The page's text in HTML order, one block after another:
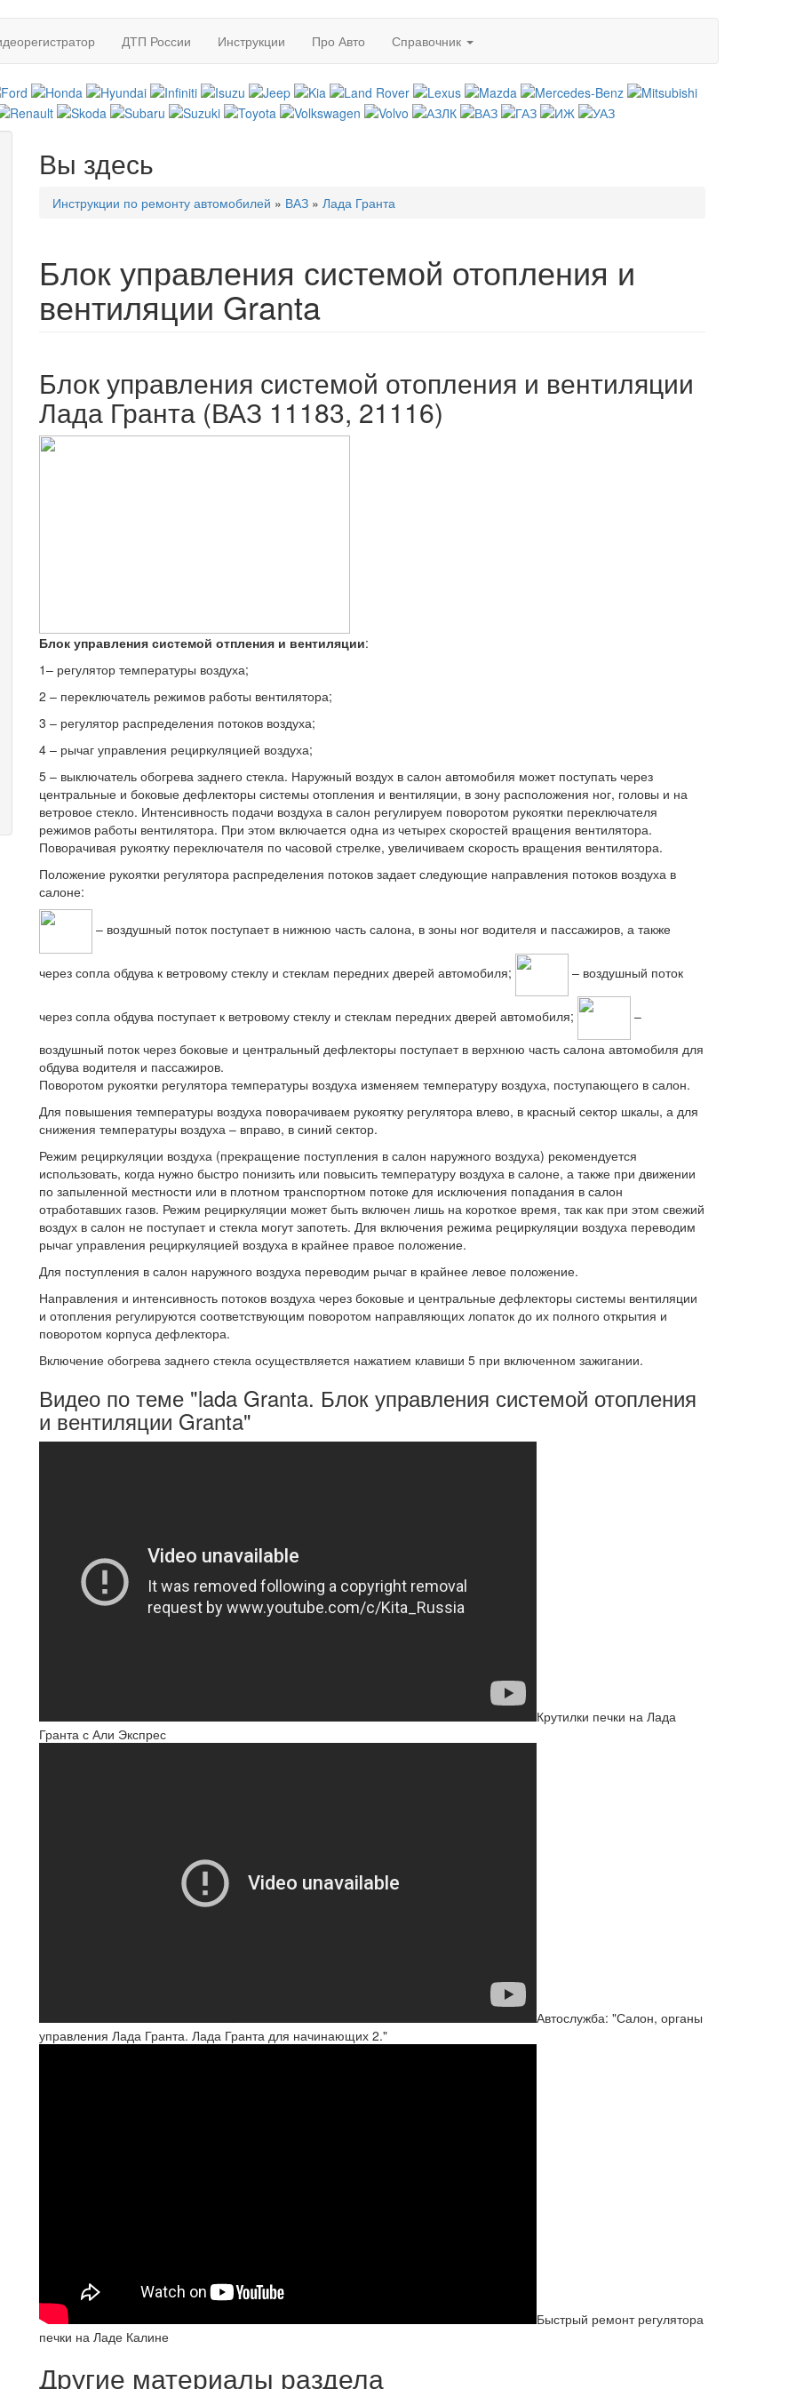
ДТП России Инструкции Про Авто Справочник
Вы здесь
Инструкции по ремонту автомобилей » ВАЗ » Лада Гранта
Блок управления системой отопления и
вентиляции Granta
Блок управления системой отопления и вентиляции
Лада Гранта (ВАЗ 11183, 21116)
Блок управления системой отпления и вентиляции:
1– регулятор температуры воздуха;
2 – переключатель режимов работы вентилятора;
3 – регулятор распределения потоков воздуха;
4 – рычаг управления рециркуляцией воздуха;
5 – выключатель обогрева заднего стекла. Наружный воздух в салон автомобиля может поступать через
центральные и боковые дефлекторы системы отопления и вентиляции, в зону расположения ног, головы и на
ветровое стекло. Интенсивность подачи воздуха в салон регулируем поворотом рукоятки переключателя
режимов работы вентилятора. При этом включается одна из четырех скоростей вращения вентилятора.
Поворачивая рукоятку переключателя по часовой стрелке, увеличиваем скорость вращения вентилятора.
Положение рукоятки регулятора распределения потоков задает следующие направления потоков воздуха в
салоне:
– воздушный поток поступает в нижнюю часть салона, в зоны ног водителя и пассажиров, а также
через сопла обдува к ветровому стеклу и стеклам передних дверей автомобиля; – воздушный поток
через сопла обдува поступает к ветровому стеклу и стеклам передних дверей автомобиля;
–
воздушный поток через боковые и центральный дефлекторы поступает в верхнюю часть салона автомобиля для
обдува водителя и пассажиров.
Поворотом рукоятки регулятора температуры воздуха изменяем температуру воздуха, поступающего в салон.
Для повышения температуры воздуха поворачиваем рукоятку регулятора влево, в красный сектор шкалы, а для
снижения температуры воздуха – вправо, в синий сектор.
Режим рециркуляции воздуха (прекращение поступления в салон наружного воздуха) рекомендуется
использовать, когда нужно быстро понизить или повысить температуру воздуха в салоне, а также при движении
по запыленной местности или в плотном транспортном потоке для исключения попадания в салон
отработавших газов. Режим рециркуляции может быть включен лишь на короткое время, так как при этом свежий
воздух в салон не поступает и стекла могут запотеть. Для включения режима рециркуляции воздуха переводим
рычаг управления рециркуляцией воздуха в крайнее правое положение.
Для поступления в салон наружного воздуха переводим рычаг в крайнее левое положение.
Направления и интенсивность потоков воздуха через боковые и центральные дефлекторы системы вентиляции
и отопления регулируются соответствующим поворотом направляющих лопаток до их полного открытия и
поворотом корпуса дефлектора.
Включение обогрева заднего стекла осуществляется нажатием клавиши 5 при включенном зажигании.
Видео по теме "lada Granta. Блок управления системой отопления
и вентиляции Granta"
Крутилки печки на Лада
Гранта с Али Экспрес
Автослужба: "Салон, органы
управления Лада Гранта. Лада Гранта для начинающих 2."
Быстрый ремонт регулятора
печки на Ладе Калине
Другие материалы раздела